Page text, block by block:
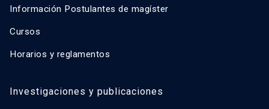
Información Postulantes de magíster
Cursos
Horarios y reglamentos
Investigaciones y publicaciones